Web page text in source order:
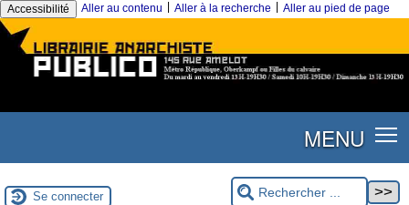
Accessibilité Aller au contenu Aller à la recherche Aller au pied de page
MENU
Se connecter